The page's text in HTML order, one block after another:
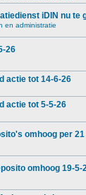
iDIN nu te
en administratie
26
actie tot 14-6-26
actie tot 5-5-26
omhoog per
omhoog 19-5-